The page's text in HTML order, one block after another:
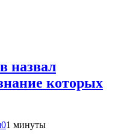
назвал
которых
01 минуты